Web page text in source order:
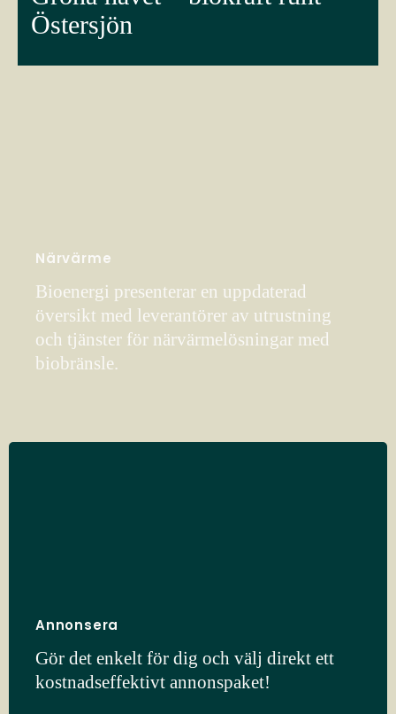
Östersjön
Närvärme
Bioenergi presenterar en uppdaterad
översikt med leverantörer av utrustning
och tjänster för närvärmelösningar med
biobränsle.
Annonsera
Gör det enkelt för dig och välj direkt ett
kostnadseffektivt annonspaket!